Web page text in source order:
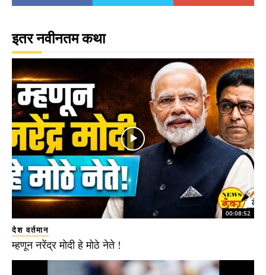
इतर नवीनतम कथा
00:08:52
देश वर्तमान
म्हणून नरेंद्र मोदी हे मोठे नेते !